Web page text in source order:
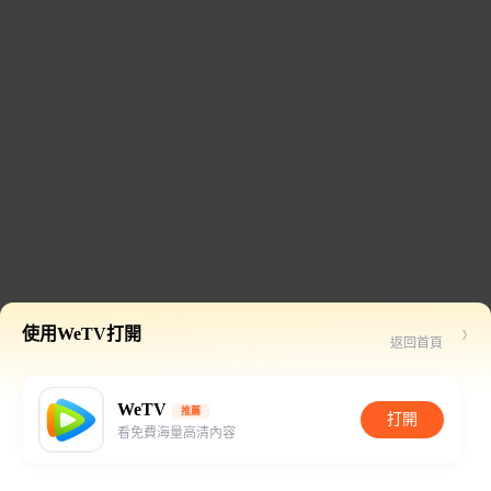
使用WeTV打開 返回首頁
WeTV 推薦
看免費海量高清內容
打開